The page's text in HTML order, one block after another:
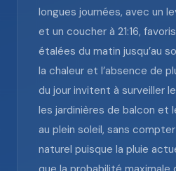
longues journées, avec un
et un coucher à 21:16,
étalées du matin jusqu’au
la chaleur et l’absence de
du jour invitent à surveiller
les jardinières de balcon et
au plein soleil, sans
naturel puisque la pluie